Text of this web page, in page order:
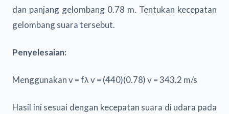
dan panjang gelombang 0.78 m. Tentukan kecepatan
gelombang suara tersebut.
Penyelesaian:
Menggunakan v = fλ v = (440)(0.78) v = 343.2 m/s
Hasil ini sesuai dengan kecepatan suara di udara pada